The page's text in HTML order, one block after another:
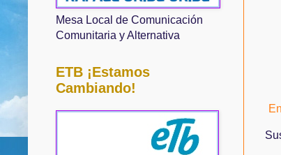
Mesa Local de Comunicación
Comunitaria y Alternativa
ETB ¡Estamos
Cambiando!